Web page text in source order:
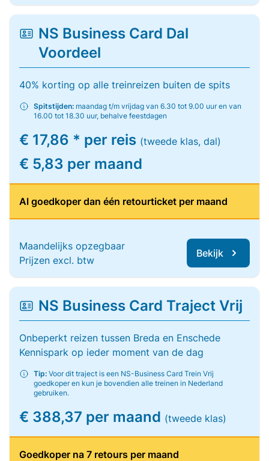
NS Business Card Dal
Voordeel
40% korting op alle treinreizen buiten de spits
Spitstijden: maandag t/m vrijdag van 6.30 tot 9.00 uur en van
16.00 tot 18.30 uur, behalve feestdagen
€ 17,86 * per reis (tweede klas, dal)
€ 5,83 per maand
Al goedkoper dan één retourticket per maand
Maandelijks opzegbaar
Prijzen excl. btw
Bekijk
NS Business Card Traject Vrij
Onbeperkt reizen tussen Breda en Enschede
Kennispark op ieder moment van de dag
Tip: Voor dit traject is een NS-Business Card Trein Vrij
goedkoper en kun je bovendien alle treinen in Nederland
gebruiken.
€ 388,37 per maand (tweede klas)
Goedkoper na 7 retours per maand